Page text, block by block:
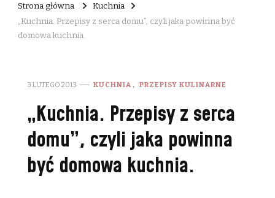
Strona główna
Kuchnia
„Kuchnia. Przepisy z serca domu”, czyli jaka powinna być
domowa kuchnia.
3 LUTEGO 2013 KUCHNIA PRZEPISY KULINARNE
„Kuchnia. Przepisy z serca
domu”, czyli jaka powinna
być domowa kuchnia.